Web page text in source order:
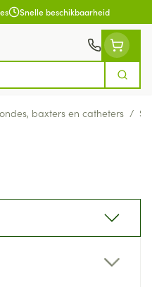
Snelle beschikbaarheid
Zoek
baxters en catheters /